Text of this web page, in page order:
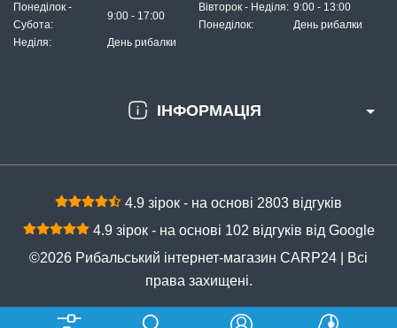
ІНФОРМАЦІЯ
Понеділок -
Субота:
9:00 - 17:00
Неділя: День рибалки
Вівторок - Неділя: 9:00 - 13:00
Понеділок:
День рибалки
4.9 зірок - на основі 2803 відгуків
4.9 зірок - на основі 102 відгуків від Google
©2026 Рибальський інтернет-магазин CARP24 | Всі
права захищені.